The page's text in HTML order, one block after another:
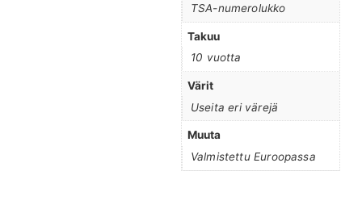
TSA-numerolukko
Takuu
10 vuotta
Värit
Useita eri värejä
Muuta
Valmistettu Euroopassa